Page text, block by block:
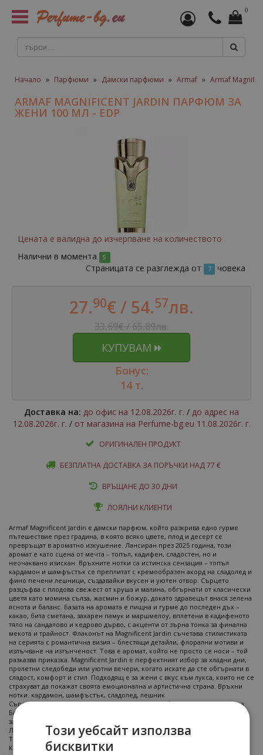
Toggle
navigation
0
Начало » Парфюми » Дамски парфюми » Armaf » Armaf
ARMAF MAGNIFICENT JARDIN ПАРФЮМ ЗА
ЖЕНИ 100 МЛ - EDP
Цената е валидна до изчерпване на количеството
Налични в момента
5
Страницата се разглежда от 7 човека
27.90€ / 54.57лв.
33.69€ / 65.89лв.
КУПУВАМ
Бонус:
14 т.
Доставка на: до офис на 12.08.2026г. г. / до адрес на
12.08.2026г. г. / от магазина на Perfume-bg.eu 11.08.2026г. г.
ОРИГИНАЛЕН ПРОДУКТ
БЕЗПЛАТНА ДОСТАВКА ЗА ПОРЪЧКИ НАД 77 €
ВРЪЩАНЕ ДО 30 ДНИ
ЛОЯЛНИ КЛИЕНТИ
Armaf Magnificent Jardin е дамски парфюм, който разкрива едно гурме
пътешествие през градина, в която всяко цвете, плод и десерт се
превръщат в ароматно изкушение. Лансиран през 2025 година, този
аромат е като сцена от мечта – топъл, кадифен, сладостен, но и
неочаквано изискан. Връхните нотки са истинска сензация – топъл
кардамон и шамфъстък се преплитат с кремообразен акорд на сладолед и
фино печени лешници, създавайки вкусен и уютен отвор. Сърцето
разцъфва с плодова свежест от круша и малина, обгърнати от класически
цветя като момина сълза, жасмин и божур, докато здравецът внася зелена
яснота и баланс. Базата на аромата е пищна и гурме до последен дъх –
какао, бита сметана, захарен памук и маршмелоу, вплетени в кадифеното
тяло на сандалово и кедрово дърво, с акценти от зърна тонка за финална
мекота и трайност. Флаконът на Magnificent Jardin съчетава стилистиката
на серията с романтична визия – блестящи детайли, флорални мотиви и
излъчване на изтънченост. Това е аромат, който не просто се носи – той
разказва приказка. Magnificent Jardin е перфектният избор за хладни дни,
пролетни следобеди или уютни вечери, когато искате да сте обгърнати в
сладост, комфорт и стил. Подходящ е за жени с вкус към лукса, които не се
страхуват да покажат своята емоционална и артистична страна. Връхни
нотки: кардамон, шамфъстък, сладолед, лешник
Сърдечни нотки: круша, момина сълза, жасмин, божур, здравец, малина
Базови нотки: сандалово дърво, кедрово дърво, какао, бита сметана,
захарен памук, маршмелоу, зърна тонка
Лансиран: 2025
Тип аромат: ориенталски, гурме
Колекция: Magnificent
Този уебсайт използва
бисквитки